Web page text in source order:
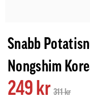
Snabb
Nongshim
249 kr 311 kr